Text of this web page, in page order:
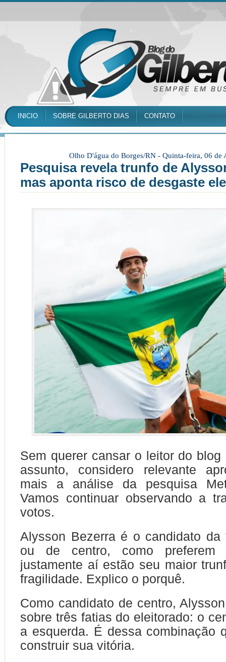
INICIO SOBRE GILBERTO DIAS CONTATO
Olho D'água do Borges/RN - Quinta-feira, 06 de
Pesquisa revela trunfo de
mas aponta risco de desgaste
Sem querer cansar o leitor do
assunto, considero relevante
mais a análise da pesquisa
Vamos continuar observando a
votos.
Alysson Bezerra é o candidato
ou de centro, como
justamente aí estão seu maior
fragilidade. Explico o porquê.
Como candidato de centro,
sobre três fatias do eleitorado: o
a esquerda. É dessa combinação
construir sua vitória.